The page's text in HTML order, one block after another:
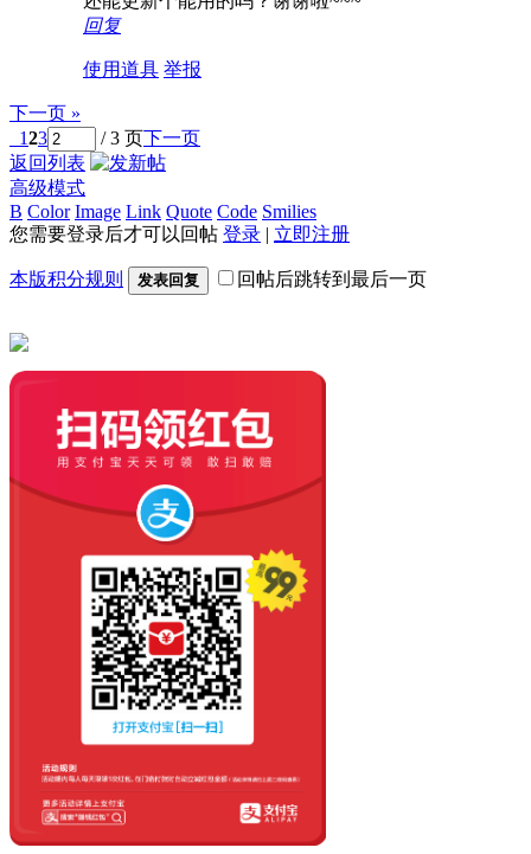
回复
使用道具 举报
下一页 »
123 / 3 页下一页
返回列表
高级模式
B Color Image Link Quote Code Smilies
您需要登录后才可以回帖 登录 | 立即注册
本版积分规则 发表回复 回帖后跳转到最后一页